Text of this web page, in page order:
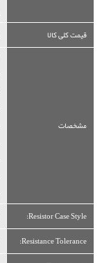
قیمت کلی کالا
مشخصات
Resistor Case Style:
Resistance Tolerance: